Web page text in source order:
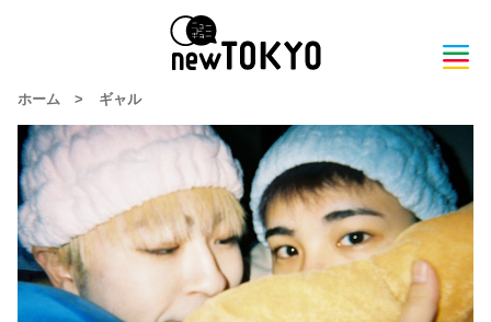
ホーム > ギャル